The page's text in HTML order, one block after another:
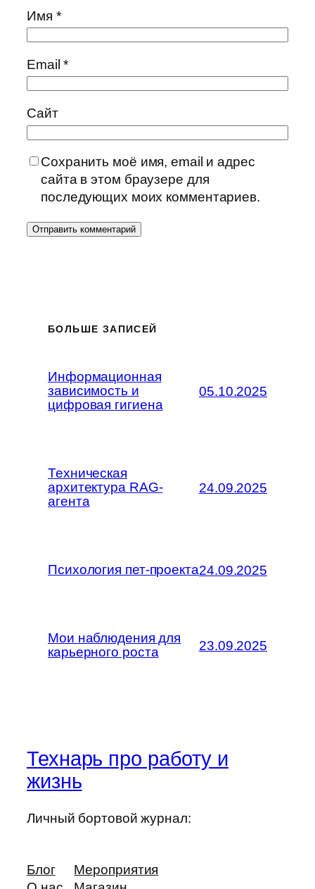
Имя *
Email*
Сайт
Сохранить моё имя, email и адрес
сайта в этом браузере для
последующих моих комментариев.
БОЛЬШЕ ЗАПИСЕЙ
Информационная
зависимость и
цифровая гигиена
05.10.2025
Техническая
архитектура RAG-
агента
24.09.2025
Психология пет-проекта24.09.2025
Мои наблюдения для
карьерного роста
23.09.2025
Технарь про работу и
жизнь
Личный бортовой журнал:
Блог
Мероприятия